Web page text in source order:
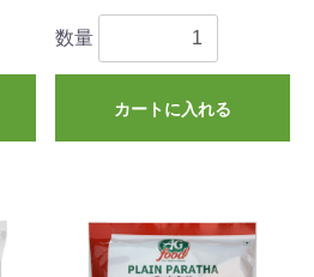
数量
カートに入れる